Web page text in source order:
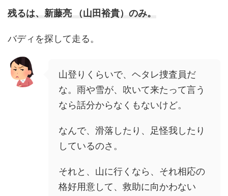
残るは、新藤亮 （山田裕貴）のみ。
バディを探して走る。
山登りくらいで、ヘタレ捜査員だ
な。雨や雪が、吹いて来たって言う
なら話分からなくもないけど。
なんで、滑落したり、足怪我したり
しているのさ。
それと、山に行くなら、それ相応の
格好用意して、救助に向かわない